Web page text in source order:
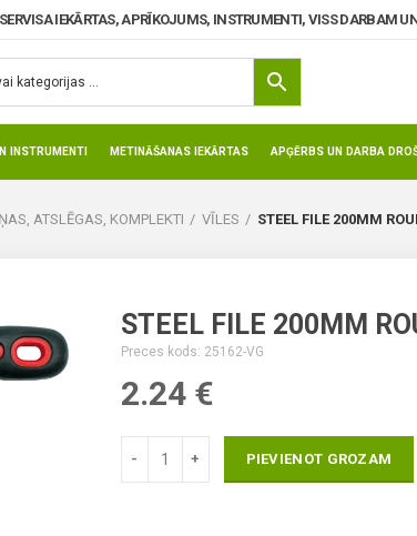
IEKĀRTAS, APRĪKOJUMS, INSTRUMENTI, VISS DARBAM
INSTRUMENTI METINĀŠANAS IEKĀRTAS APĢĒRBS UN DARBA
ATSLĒGAS, KOMPLEKTI VĪLES STEEL FILE 200MM
STEEL FILE 200MM
Preces kods: 25162-VG
2.24 €
PIEVIENOT GROZAM